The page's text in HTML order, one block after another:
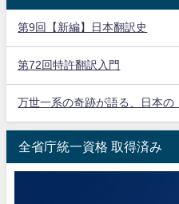
第9回【新編】日本翻訳史
第72回特許翻訳入門
万世一系の奇跡が語る、日本
全省庁統一資格 取得済み